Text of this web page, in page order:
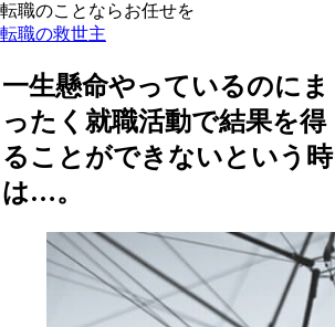
転職のことならお任せを
転職の救世主
一生懸命やっているのにま
ったく就職活動で結果を得
ることができないという時
は…。